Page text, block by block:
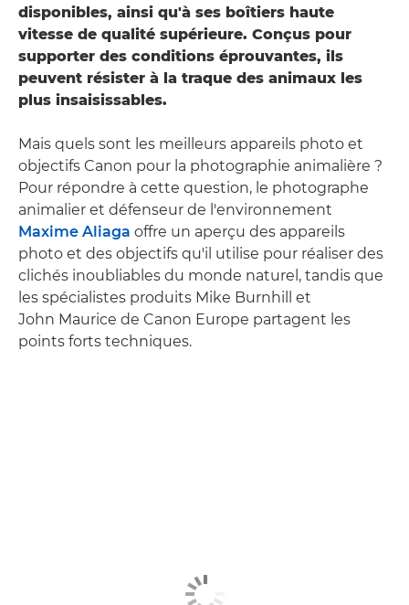
disponibles, ainsi qu'à ses boîtiers haute
vitesse de qualité supérieure. Conçus pour
supporter des conditions éprouvantes, ils
peuvent résister à la traque des animaux les
plus insaisissables.
Mais quels sont les meilleurs appareils photo et
objectifs Canon pour la photographie animalière ?
Pour répondre à cette question, le photographe
animalier et défenseur de l'environnement
Maxime Aliaga offre un aperçu des appareils
photo et des objectifs qu'il utilise pour réaliser des
clichés inoubliables du monde naturel, tandis que
les spécialistes produits Mike Burnhill et
John Maurice de Canon Europe partagent les
points forts techniques.